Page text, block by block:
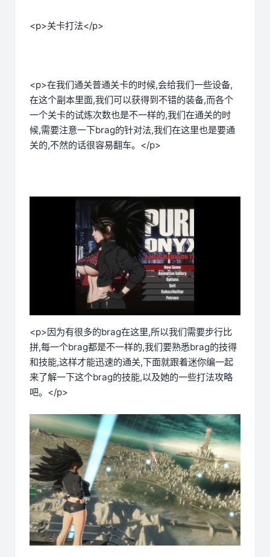
<p>关卡打法</p>
<p>在我们通关普通关卡的时候,会给我们一些设备,
在这个副本里面,我们可以获得到不错的装备,而各个
一个关卡的试炼次数也是不一样的,我们在通关的时
候,需要注意一下brag的针对法,我们在这里也是要通
关的,不然的话很容易翻车。</p>
<p>因为有很多的brag在这里,所以我们需要步行比
拼,每一个brag都是不一样的,我们要熟悉brag的技得
和技能,这样才能迅速的通关,下面就跟着迷你编一起
来了解一下这个brag的技能,以及她的一些打法攻略
吧。</p>